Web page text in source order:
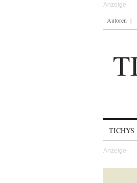
Autoren